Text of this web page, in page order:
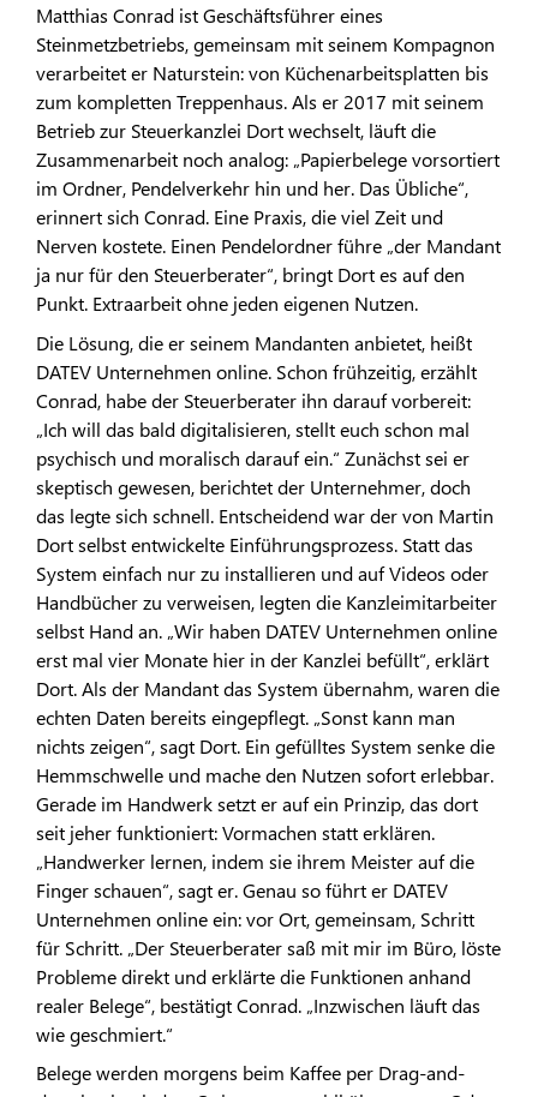
Matthias Conrad ist Geschäftsführer eines
Steinmetzbetriebs, gemeinsam mit seinem Kompagnon
verarbeitet er Naturstein: von Küchenarbeitsplatten bis
zum kompletten Treppenhaus. Als er 2017 mit seinem
Betrieb zur Steuerkanzlei Dort wechselt, läuft die
Zusammenarbeit noch analog: „Papierbelege vorsortiert
im Ordner, Pendelverkehr hin und her. Das Übliche“,
erinnert sich Conrad. Eine Praxis, die viel Zeit und
Nerven kostete. Einen Pendelordner führe „der Mandant
ja nur für den Steuerberater“, bringt Dort es auf den
Punkt. Extraarbeit ohne jeden eigenen Nutzen.
Die Lösung, die er seinem Mandanten anbietet, heißt
DATEV Unternehmen online. Schon frühzeitig, erzählt
Conrad, habe der Steuerberater ihn darauf vorbereit:
„Ich will das bald digitalisieren, stellt euch schon mal
psychisch und moralisch darauf ein.“ Zunächst sei er
skeptisch gewesen, berichtet der Unternehmer, doch
das legte sich schnell. Entscheidend war der von Martin
Dort selbst entwickelte Einführungsprozess. Statt das
System einfach nur zu installieren und auf Videos oder
Handbücher zu verweisen, legten die Kanzleimitarbeiter
selbst Hand an. „Wir haben DATEV Unternehmen online
erst mal vier Monate hier in der Kanzlei befüllt“, erklärt
Dort. Als der Mandant das System übernahm, waren die
echten Daten bereits eingepflegt. „Sonst kann man
nichts zeigen“, sagt Dort. Ein gefülltes System senke die
Hemmschwelle und mache den Nutzen sofort erlebbar.
Gerade im Handwerk setzt er auf ein Prinzip, das dort
seit jeher funktioniert: Vormachen statt erklären.
„Handwerker lernen, indem sie ihrem Meister auf die
Finger schauen“, sagt er. Genau so führt er DATEV
Unternehmen online ein: vor Ort, gemeinsam, Schritt
für Schritt. „Der Steuerberater saß mit mir im Büro, löste
Probleme direkt und erklärte die Funktionen anhand
realer Belege“, bestätigt Conrad. „Inzwischen läuft das
wie geschmiert.“
Belege werden morgens beim Kaffee per Drag-and-